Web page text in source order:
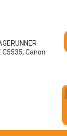
C5535, Canon